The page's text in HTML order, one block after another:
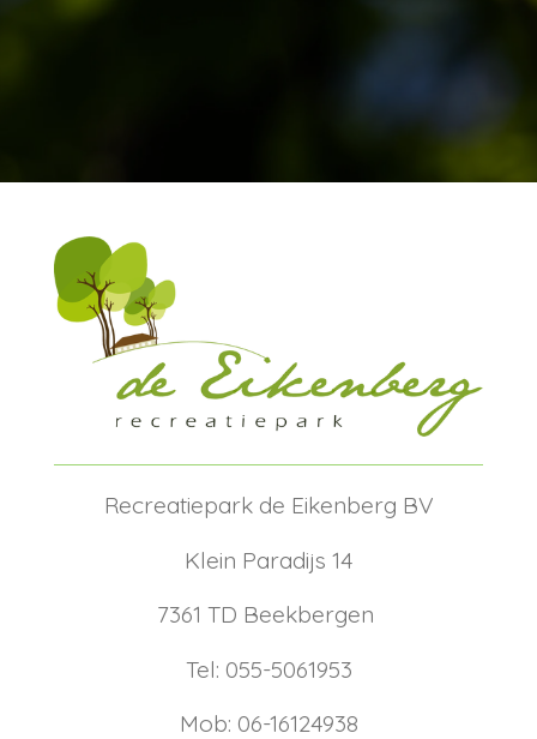
Recreatiepark de Eikenberg BV
Klein Paradijs 14
7361 TD Beekbergen
Tel: 055-5061953
Mob: 06-16124938